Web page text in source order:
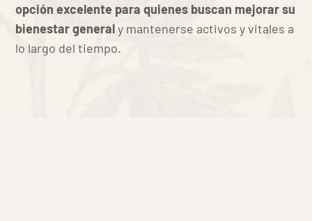
opción excelente para quienes buscan mejorar su
bienestar generaly mantenerse activos y vitales a
lo largo del tiempo.